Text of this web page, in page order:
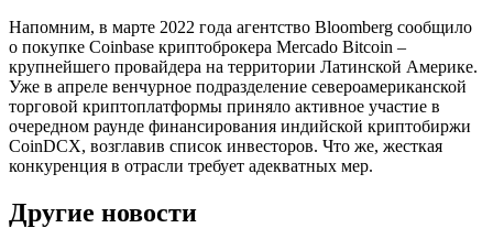
Напомним, в марте 2022 года агентство Bloomberg сообщило
о покупке Coinbase криптоброкера Mercado Bitcoin –
крупнейшего провайдера на территории Латинской Америке.
Уже в апреле венчурное подразделение североамериканской
торговой криптоплатформы приняло активное участие в
очередном раунде финансирования индийской криптобиржи
CoinDCX, возглавив список инвесторов. Что же, жесткая
конкуренция в отрасли требует адекватных мер.
Другие новости